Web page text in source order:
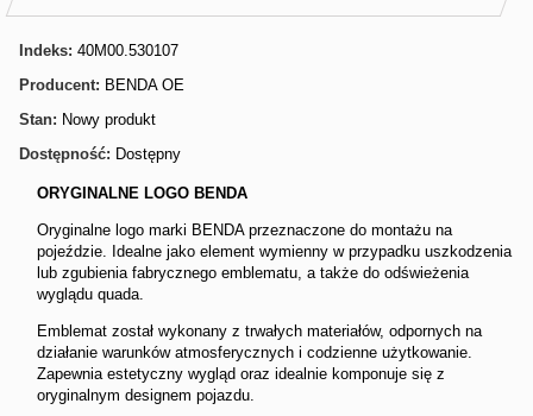
Indeks: 40M00.530107
Producent: BENDA OE
Stan: Nowy produkt
Dostępność: Dostępny
ORYGINALNE LOGO BENDA
Oryginalne logo marki BENDA przeznaczone do montażu na
pojeździe. Idealne jako element wymienny w przypadku uszkodzenia
lub zgubienia fabrycznego emblematu, a także do odświeżenia
wyglądu quada.
Emblemat został wykonany z trwałych materiałów, odpornych na
działanie warunków atmosferycznych i codzienne użytkowanie.
Zapewnia estetyczny wygląd oraz idealnie komponuje się z
oryginalnym designem pojazdu.